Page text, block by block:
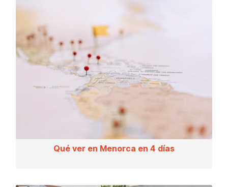
Qué ver en Menorca en 4 días